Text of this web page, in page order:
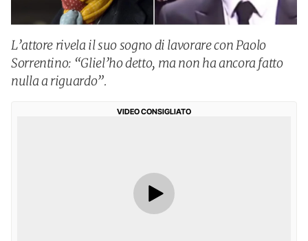
L’attore rivela il suo sogno di lavorare con Paolo
Sorrentino: “Gliel’ho detto, ma non ha ancora fatto
nulla a riguardo”.
VIDEO CONSIGLIATO